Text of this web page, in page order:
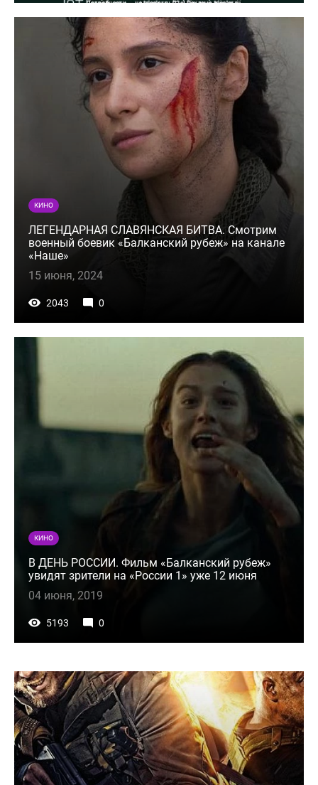
КИНО
ЛЕГЕНДАРНАЯ СЛАВЯНСКАЯ БИТВА. Смотрим
военный боевик «Балканский рубеж» на канале
«Наше»
15 июня, 2024
2043 0
КИНО
В ДЕНЬ РОССИИ. Фильм «Балканский рубеж»
увидят зрители на «России 1» уже 12 июня
04 июня, 2019
5193 0